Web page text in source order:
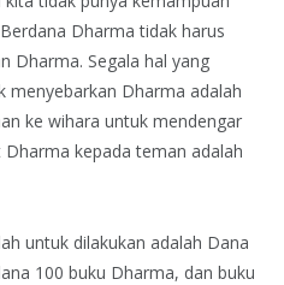
Dharma tidak harus
Dharma. Segala hal yang
menyebarkan Dharma adalah
ke wihara untuk mendengar
kepada teman adalah
untuk dilakukan adalah Dana
100 buku Dharma, dan buku